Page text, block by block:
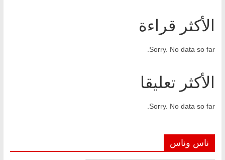
الأكثر قراءة
Sorry. No data so far.
الأكثر تعليقا
Sorry. No data so far.
ناس وناس